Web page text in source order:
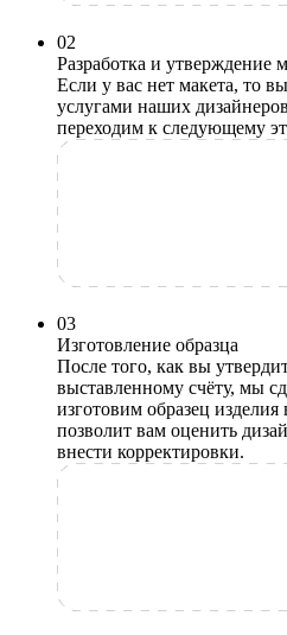
02
Разработка и утверждение
Если у вас нет макета, то
услугами наших
переходим к следующему
03
Изготовление образца
После того, как вы
выставленному счёту, мы
изготовим образец
позволит вам оценить
внести корректировки.